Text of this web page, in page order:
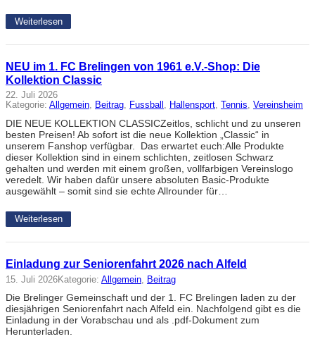
Weiterlesen
NEU im 1. FC Brelingen von 1961 e.V.-Shop: Die
Kollektion Classic
22. Juli 2026
Kategorie: Allgemein, Beitrag, Fussball , Hallensport, Tennis, Vereinsheim
DIE NEUE KOLLEKTION CLASSICZeitlos, schlicht und zu unseren
besten Preisen! Ab sofort ist die neue Kollektion „Classic“ in
unserem Fanshop verfügbar. Das erwartet euch:Alle Produkte
dieser Kollektion sind in einem schlichten, zeitlosen Schwarz
gehalten und werden mit einem großen, vollfarbigen Vereinslogo
veredelt. Wir haben dafür unsere absoluten Basic-Produkte
ausgewählt – somit sind sie echte Allrounder für…
Weiterlesen
Einladung zur Seniorenfahrt 2026 nach Alfeld
15. Juli 2026Kategorie: Allgemein Beitrag
Die Brelinger Gemeinschaft und der 1. FC Brelingen laden zu der
diesjährigen Seniorenfahrt nach Alfeld ein. Nachfolgend gibt es die
Einladung in der Vorabschau und als .pdf-Dokument zum
Herunterladen.